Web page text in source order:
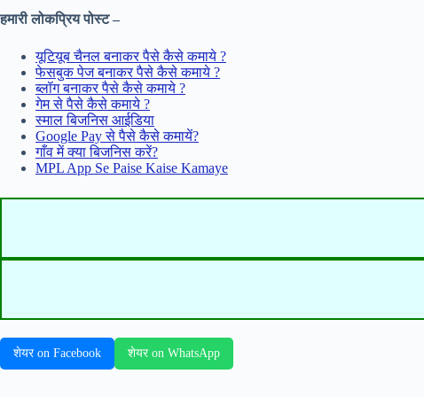
हमारी लोकप्रिय पोस्ट –
यूटियूब चैनल बनाकर पैसे कैसे कमाये ?
फेसबुक पेज बनाकर पैसे कैसे कमाये ?
ब्लॉग बनाकर पैसे कैसे कमाये ?
गेम से पैसे कैसे कमाये ?
स्माल बिजनिस आईडिया
Google Pay से पैसे कैसे कमायें?
गाँव में क्या बिजनिस करें?
MPL App Se Paise Kaise Kamaye
शेयर on Facebook शेयर on WhatsApp